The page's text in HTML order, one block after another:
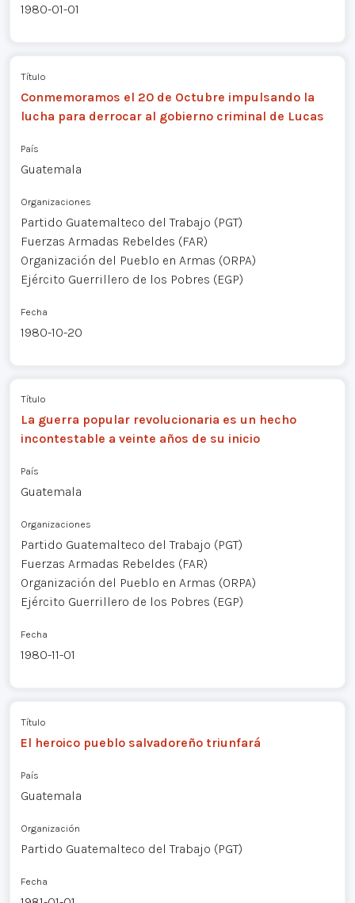
1980-01-01
Título
Conmemoramos el 20 de Octubre impulsando la
lucha para derrocar al gobierno criminal de Lucas
País
Guatemala
Organizaciones
Partido Guatemalteco del Trabajo (PGT)
Fuerzas Armadas Rebeldes (FAR)
Organización del Pueblo en Armas (ORPA)
Ejército Guerrillero de los Pobres (EGP)
Fecha
1980-10-20
Título
La guerra popular revolucionaria es un hecho
incontestable a veinte años de su inicio
País
Guatemala
Organizaciones
Partido Guatemalteco del Trabajo (PGT)
Fuerzas Armadas Rebeldes (FAR)
Organización del Pueblo en Armas (ORPA)
Ejército Guerrillero de los Pobres (EGP)
Fecha
1980-11-01
Título
El heroico pueblo salvadoreño triunfará
País
Guatemala
Organización
Partido Guatemalteco del Trabajo (PGT)
Fecha